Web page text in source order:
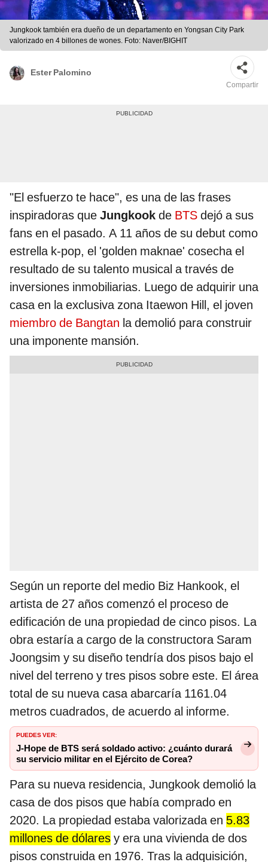
Jungkook también era dueño de un departamento en Yongsan City Park
valorizado en 4 billones de wones. Foto: Naver/BIGHIT
Ester Palomino
Compartir
"El esfuerzo te hace", es una de las frases
inspiradoras que Jungkook de BTS dejó a sus
fans en el pasado. A 11 años de su debut como
estrella k-pop, el 'golden maknae' cosecha el
resultado de su talento musical a través de
inversiones inmobiliarias. Luego de adquirir una
casa en la exclusiva zona Itaewon Hill, el joven
miembro de Bangtan la demolió para construir
una imponente mansión.
Según un reporte del medio Biz Hankook, el
artista de 27 años comenzó el proceso de
edificación de una propiedad de cinco pisos. La
obra estaría a cargo de la constructora Saram
Joongsim y su diseño tendría dos pisos bajo el
nivel del terreno y tres pisos sobre este. El área
total de su nueva casa abarcaría 1161.04
metros cuadrados, de acuerdo al informe.
PUEDES VER:
J-Hope de BTS será soldado activo: ¿cuánto durará
su servicio militar en el Ejército de Corea?
Para su nueva residencia, Jungkook demolió la
casa de dos pisos que había comprado en
2020. La propiedad estaba valorizada en 5.83
millones de dólares y era una vivienda de dos
pisos construida en 1976. Tras la adquisición,